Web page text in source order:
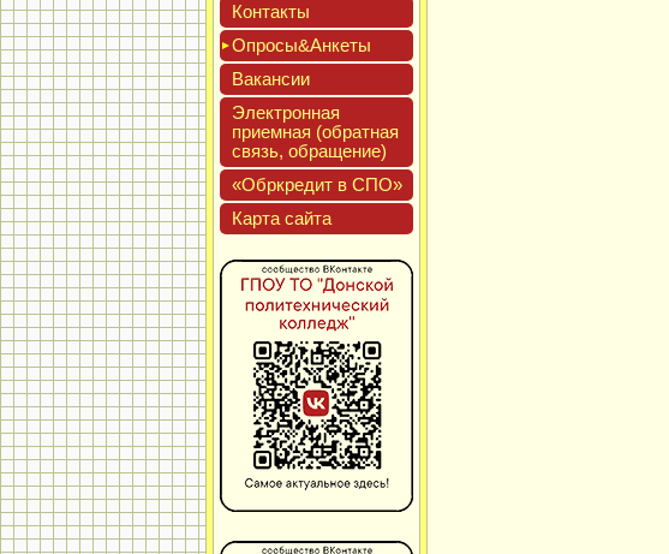
Кон­такты
Опро­сы&Анке­ты
Вакан­сии
Элек­трон­ная
при­ем­ная (об­ратная
связь, об­ра­щение)
«Обркре­дит в СПО»
Кар­та сай­та